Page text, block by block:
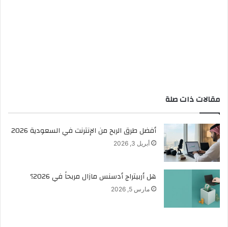
مقالات ذات صلة
أفضل طرق الربح من الإنترنت في السعودية 2026
أبريل 3, 2026
هل أربيتراج أدسنس مازال مربحاً في 2026؟
مارس 5, 2026